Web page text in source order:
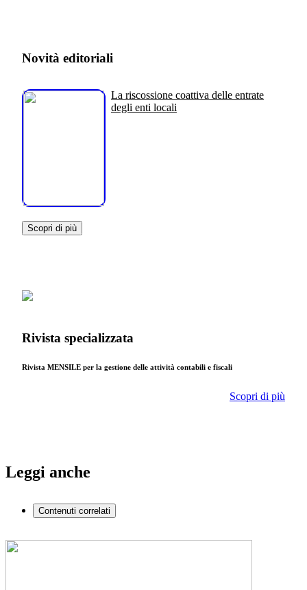
Novità editoriali
La riscossione coattiva delle entrate
degli enti locali
Scopri di più
Rivista specializzata
Rivista MENSILE per la gestione delle attività contabili e fiscali
Scopri di più
Leggi anche
Contenuti correlati